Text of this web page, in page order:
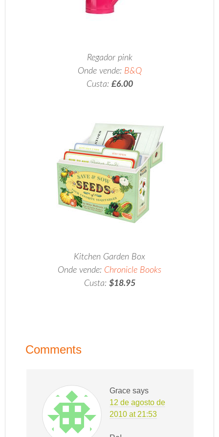
Regador pink
Onde vende: B&Q
Custa: £6.00
Kitchen Garden Box
Onde vende: Chronicle Books
Custa: $18.95
Comments
Grace says
12 de agosto de
2010 at 21:53